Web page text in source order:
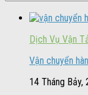
Dịch Vụ Vận
Vận chuyển
14 Tháng Bảy,